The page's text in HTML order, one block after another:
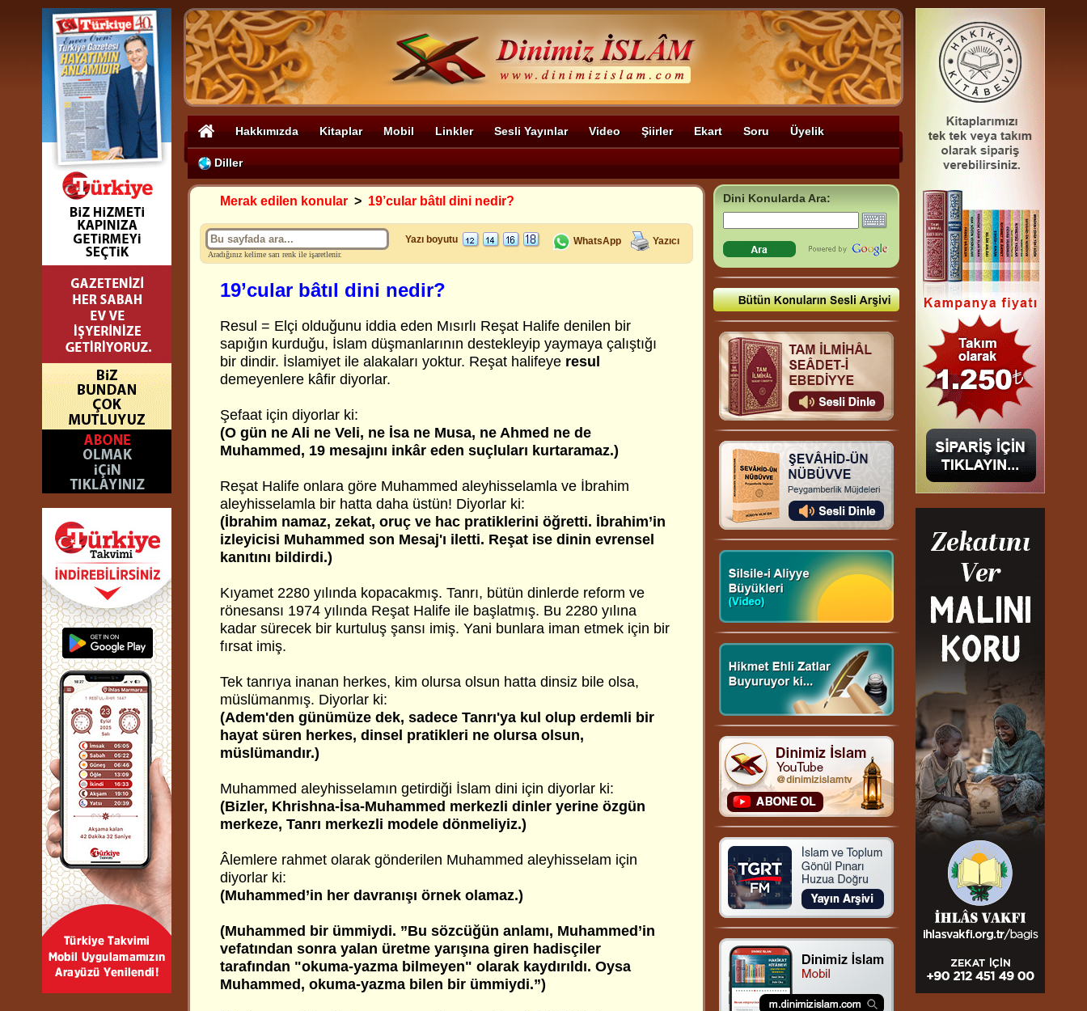
Hakkımızda Kitaplar Mobil Linkler Sesli Yayınlar Video Şiirler Ekart Soru Üyelik
Diller
Merak edilen konular > 19’cular bâtıl dini nedir?
Aradığınız kelime sarı renk ile işaretlenir.
Yazı boyutu WhatsApp Yazıcı
19’cular bâtıl dini nedir?
Resul = Elçi olduğunu iddia eden Mısırlı Reşat Halife denilen bir
sapığın kurduğu, İslam düşmanlarının destekleyip yaymaya çalıştığı
bir dindir. İslamiyet ile alakaları yoktur. Reşat halifeye resul
demeyenlere kâfir diyorlar.
Şefaat için diyorlar ki:
(O gün ne Ali ne Veli, ne İsa ne Musa, ne Ahmed ne de
Muhammed, 19 mesajını inkâr eden suçluları kurtaramaz.)
Reşat Halife onlara göre Muhammed aleyhisselamla ve İbrahim
aleyhisselamla bir hatta daha üstün! Diyorlar ki:
(İbrahim namaz, zekat, oruç ve hac pratiklerini öğretti. İbrahim’in
izleyicisi Muhammed son Mesaj'ı iletti. Reşat ise dinin evrensel
kanıtını bildirdi.)
Kıyamet 2280 yılında kopacakmış. Tanrı, bütün dinlerde reform ve
rönesansı 1974 yılında Reşat Halife ile başlatmış. Bu 2280 yılına
kadar sürecek bir kurtuluş şansı imiş. Yani bunlara iman etmek için bir
fırsat imiş.
Tek tanrıya inanan herkes, kim olursa olsun hatta dinsiz bile olsa,
müslümanmış. Diyorlar ki:
(Adem'den günümüze dek, sadece Tanrı'ya kul olup erdemli bir
hayat süren herkes, dinsel pratikleri ne olursa olsun,
müslümandır.)
Muhammed aleyhisselamın getirdiği İslam dini için diyorlar ki:
(Bizler, Khrishna-İsa-Muhammed merkezli dinler yerine özgün
merkeze, Tanrı merkezli modele dönmeliyiz.)
Âlemlere rahmet olarak gönderilen Muhammed aleyhisselam için
diyorlar ki:
(Muhammed’in her davranışı örnek olamaz.)
(Muhammed bir ümmiydi. ”Bu sözcüğün anlamı, Muhammed’in
vefatından sonra yalan üretme yarışına giren hadisçiler
tarafından "okuma-yazma bilmeyen" olarak kaydırıldı. Oysa
Muhammed, okuma-yazma bilen bir ümmiydi.”)
Dini Konularda Ara: